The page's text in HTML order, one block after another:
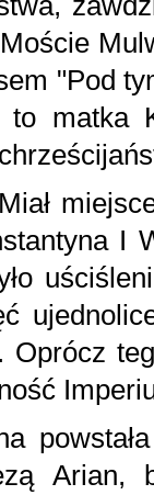
"Pod
matka
I
Arian,